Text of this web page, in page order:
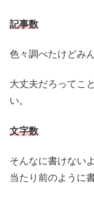
記事数
色々調べたけどみ
大丈夫だろってこ
い。
文字数
そんなに書けない
当たり前のように